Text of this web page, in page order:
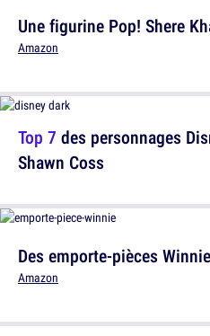
Une figurine Pop! Shere
Amazon
Des emporte-pièces
Amazon
Top 7 des personnages
Shawn Coss